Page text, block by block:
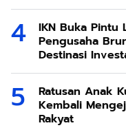
IKN Buka Pintu
Pengusaha
Destinasi
Ratusan Anak
Kembali
Rakyat